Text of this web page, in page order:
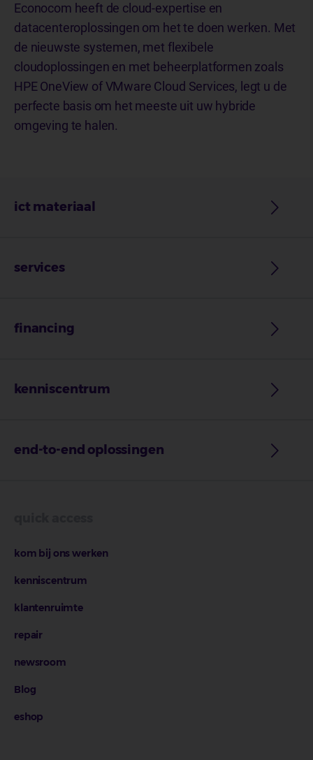
Econocom heeft de cloud-expertise en
datacenteroplossingen om het te doen werken. Met
de nieuwste systemen, met flexibele
cloudoplossingen en met beheerplatformen zoals
HPE OneView of VMware Cloud Services, legt u de
perfecte basis om het meeste uit uw hybride
omgeving te halen.
ict materiaal
services
financing
kenniscentrum
end-to-end oplossingen
kom bij ons werken
kenniscentrum
klantenruimte
repair
newsroom
Blog
eshop